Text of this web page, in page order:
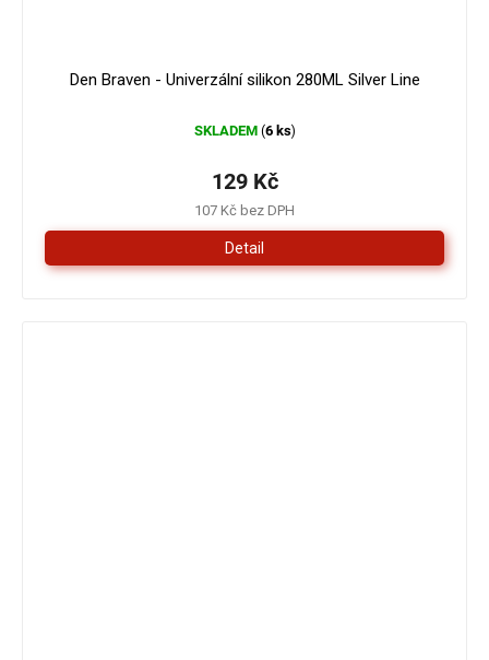
Den Braven - Univerzální silikon 280ML Silver Line
SKLADEM (6 ks)
107 Kč bez DPH
129 Kč
Detail